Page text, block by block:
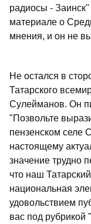
радиосы -
материале о
мнения, и он не
Не остался в
Татарского
Сулейманов. Он
"Позвольте
пензенском селе
настоящему
значение трудно
что наш
национальная
удовольствием
вас под рубрикой